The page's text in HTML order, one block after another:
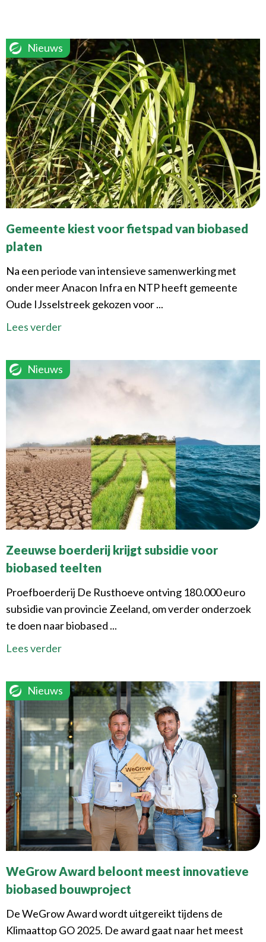
Nieuws
Gemeente kiest voor fietspad van biobased
platen
Na een periode van intensieve samenwerking met
onder meer Anacon Infra en NTP heeft gemeente
Oude IJsselstreek gekozen voor ...
Lees verder
Nieuws
Zeeuwse boerderij krijgt subsidie voor
biobased teelten
Proefboerderij De Rusthoeve ontving 180.000 euro
subsidie van provincie Zeeland, om verder onderzoek
te doen naar biobased ...
Lees verder
Nieuws
WeGrow Award beloont meest innovatieve
biobased bouwproject
De WeGrow Award wordt uitgereikt tijdens de
Klimaattop GO 2025. De award gaat naar het meest